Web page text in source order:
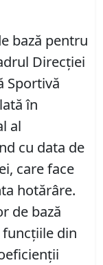
bază pentru
Direcției
Sportivă
în
al
cu data de
care face
hotărâre.
de bază
din